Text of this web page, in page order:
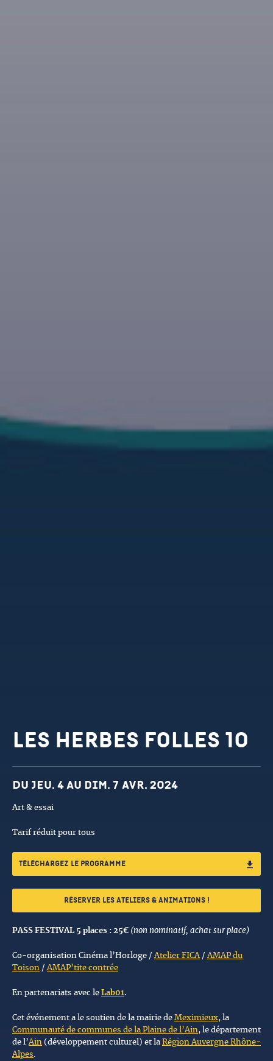
Les Herbes Folles 10
Dates et horaires
Du jeu. 4 au dim. 7 avr. 2024
Art & essai
Tarif réduit pour tous
Téléchargez le programme
Réserver les ateliers & animations !
PASS FESTIVAL 5 places : 25€ (non nominatif, achat sur place)
Co-organisation Cinéma l’Horloge /Atelier FICA/AMAP du
Toison /AMAP’tite contrée
En partenariats avec le Lab01.
Cet événement a le soutien de la mairie de Meximieux, la
Communauté de communes de la Plaine de l’Ain, le département
de l’Ain (développement culturel) et la Région Auvergne Rhône-
Alpes.